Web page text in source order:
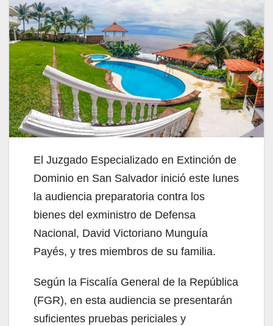
El Juzgado Especializado en Extinción de
Dominio en San Salvador inició este lunes
la audiencia preparatoria contra los
bienes del exministro de Defensa
Nacional, David Victoriano Munguía
Payés, y tres miembros de su familia.
Según la Fiscalía General de la República
(FGR), en esta audiencia se presentarán
suficientes pruebas periciales y